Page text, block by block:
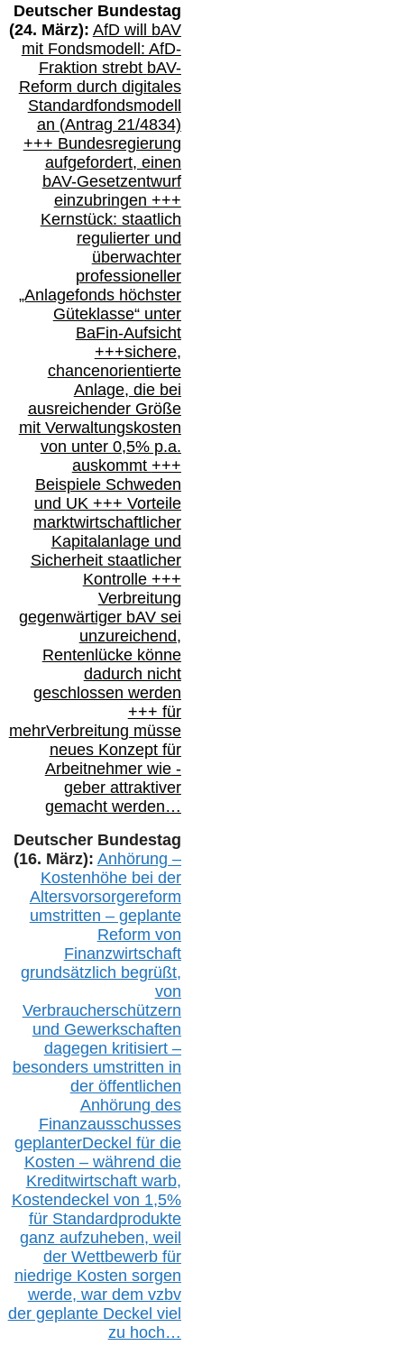
Deutscher Bundestag
(24. März): AfD will bAV
mit Fondsmodell: AfD-
Fraktion strebt bAV-
Reform durch digitales
Standardfondsmodell
an (Antrag 21/4834)
+++ Bundesregierung
aufgefordert, einen
bAV-Gesetzentwurf
einzubringen +++
Kernstück: staatlich
regulierter und
überwachter
professioneller
„Anlagefonds höchster
Güteklasse“ unter
BaFin-Aufsicht
+++sichere,
chancenorientierte
Anlage, die bei
ausreichender Größe
mit Verwaltungskosten
von unter 0,5% p.a.
auskommt +++
Beispiele Schweden
und UK +++ Vorteile
marktwirtschaftlicher
Kapitalanlage und
Sicherheit staatlicher
Kontrolle +++
Verbreitung
gegenwärtiger bAVsei
unzureichend,
Rentenlücke könne
dadurch nicht
geschlossen werden
+++ für
mehrVerbreitung müsse
neues Konzept für
Arbeitnehmer wie-
geber attraktiver
gemacht werden…
Deutscher Bundestag
(16. März): Anhörung –
Kostenhöhe bei der
Altersvorsorgereform
umstritten – geplante
Reform von
Finanzwirtschaft
grundsätzlich begrüßt,
von
Verbraucherschützern
und Gewerkschaften
dagegen kritisiert –
besonders umstritten in
der öffentlichen
Anhörung des
Finanzausschusses
geplanterDeckel für die
Kosten – während die
Kreditwirtschaft warb,
Kostendeckel von 1,5%
für Standardprodukte
ganz aufzuheben, weil
der Wettbewerb für
niedrige Kosten sorgen
werde, war dem vzbv
der geplante Deckel viel
zu hoch…